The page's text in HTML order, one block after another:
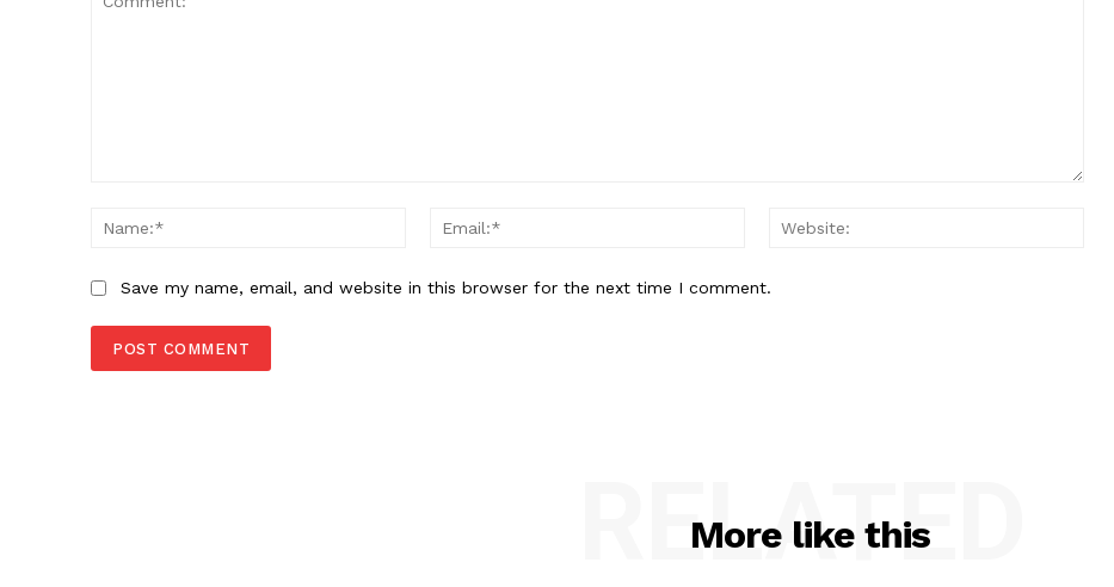
Name:*
Email:*
Save my name, email, and website in this browser for the next time I comment.
More like this
RELATED